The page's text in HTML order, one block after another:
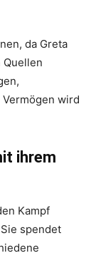
da Greta
wird
ihrem
Kampf
spendet